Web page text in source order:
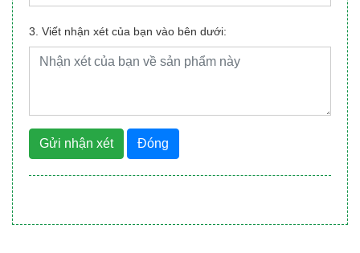
3. Viết nhận xét của bạn vào bên dưới:
Gửi nhận xét Đóng